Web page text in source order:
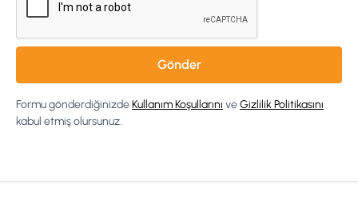
Formu gönderdiğinizdeKullanım Koşullarını veGizlilik Politikasını
kabul etmiş olursunuz.